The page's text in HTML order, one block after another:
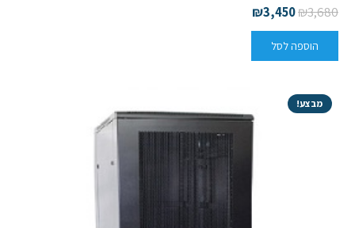
₪3,680
₪3,450
הוספה לסל
מבצע!